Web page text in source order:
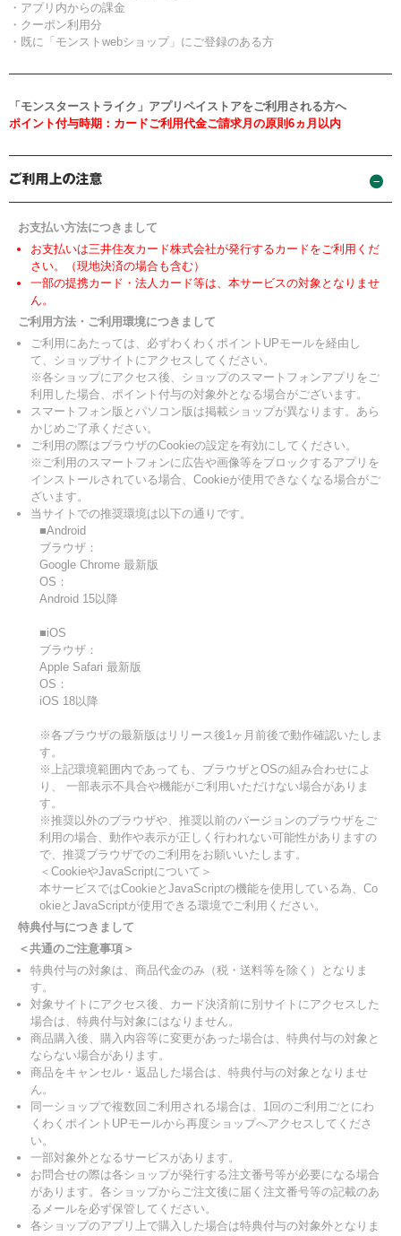
・アプリ内からの課金
・クーポン利用分
・既に「モンストwebショップ」にご登録のある方
「モンスターストライク」アプリペイストアをご利用される方へ
ポイント付与時期：カードご利用代金ご請求月の原則6ヵ月以内
お支払い方法につきまして
お支払いは三井住友カード株式会社が発行するカードをご利用くだ
さい。（現地決済の場合も含む）
一部の提携カード・法人カード等は、本サービスの対象となりませ
ん。
ご利用方法・ご利用環境につきまして
ご利用にあたっては、必ずわくわくポイントUPモールを経由し
て、ショップサイトにアクセスしてください。
※各ショップにアクセス後、ショップのスマートフォンアプリをご
利用した場合、ポイント付与の対象外となる場合がございます。
スマートフォン版とパソコン版は掲載ショップが異なります。あら
かじめご了承ください。
ご利用の際はブラウザのCookieの設定を有効にしてください。
※ご利用のスマートフォンに広告や画像等をブロックするアプリを
インストールされている場合、Cookieが使用できなくなる場合がご
ざいます。
当サイトでの推奨環境は以下の通りです。
■Android
ブラウザ：
Google Chrome 最新版
OS：
Android 15以降
■iOS
ブラウザ：
Apple Safari 最新版
OS：
iOS 18以降
※各ブラウザの最新版はリリース後1ヶ月前後で動作確認いたしま
す。
※上記環境範囲内であっても、ブラウザとOSの組み合わせによ
り、 一部表示不具合や機能がご利用いただけない場合がありま
す。
※推奨以外のブラウザや、推奨以前のバージョンのブラウザをご
利用の場合、動作や表示が正しく行われない可能性がありますの
で、推奨ブラウザでのご利用をお願いいたします。
＜CookieやJavaScriptについて＞
本サービスではCookieとJavaScriptの機能を使用している為、Co
okieとJavaScriptが使用できる環境でご利用ください。
特典付与につきまして
＜共通のご注意事項＞
特典付与の対象は、商品代金のみ（税・送料等を除く）となりま
す。
対象サイトにアクセス後、カード決済前に別サイトにアクセスした
場合は、特典付与対象にはなりません。
商品購入後、購入内容等に変更があった場合は、特典付与の対象と
ならない場合があります。
商品をキャンセル・返品した場合は、特典付与の対象となりませ
ん。
同一ショップで複数回ご利用される場合は、1回のご利用ごとにわ
くわくポイントUPモールから再度ショップへアクセスしてくださ
い。
一部対象外となるサービスがあります。
お問合せの際は各ショップが発行する注文番号等が必要になる場合
があります。各ショップからご注文後に届く注文番号等の記載のあ
るメールを必ず保管してください。
各ショップのアプリ上で購入した場合は特典付与の対象外となりま